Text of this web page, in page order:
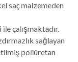
saç malzemeden
çalışmaktadır.
sağlayan
poliüretan